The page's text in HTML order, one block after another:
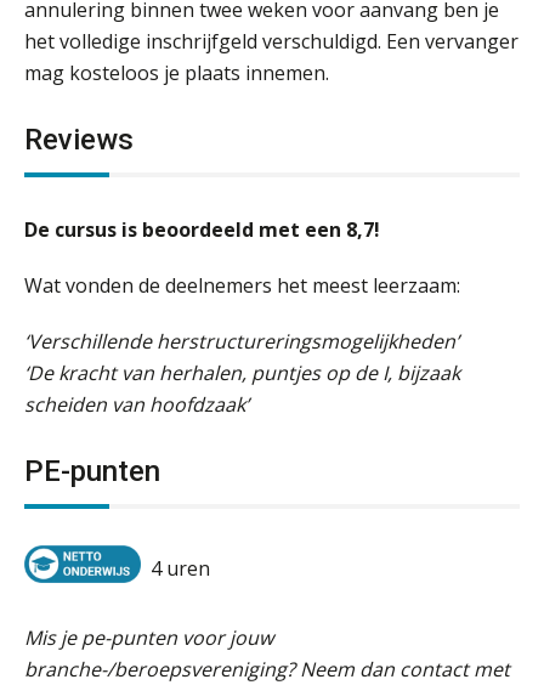
annulering binnen twee weken voor aanvang ben je
het volledige inschrijfgeld verschuldigd. Een vervanger
mag kosteloos je plaats innemen.
Reviews
De cursus is beoordeeld met een 8,7!
Wat vonden de deelnemers het meest leerzaam:
‘Verschillende herstructureringsmogelijkheden’
‘De kracht van herhalen, puntjes op de I, bijzaak
scheiden van hoofdzaak’
PE-punten
4 uren
Mis je pe-punten voor jouw
branche-/beroepsvereniging? Neem dan contact met